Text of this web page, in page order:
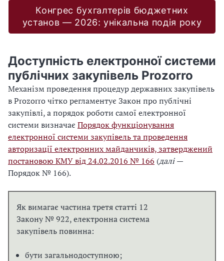
Конгрес бухгалтерів бюджетних
установ — 2026: унікальна подія року
Доступність електронної системи
публічних закупівель Prozorro
Механізм проведення процедур державних закупівель
в Prozorro чітко регламентує Закон про публічні
закупівлі, а порядок роботи самої електронної
системи визначає Порядок функціонування
електронної системи закупівель та проведення
авторизації електронних майданчиків, затверджений
постановою КМУ від 24.02.2016 № 166 (далі—
Порядок № 166).
Як вимагає частина третя статті 12
Закону № 922, електронна система
закупівель повинна:
бути загальнодоступною;